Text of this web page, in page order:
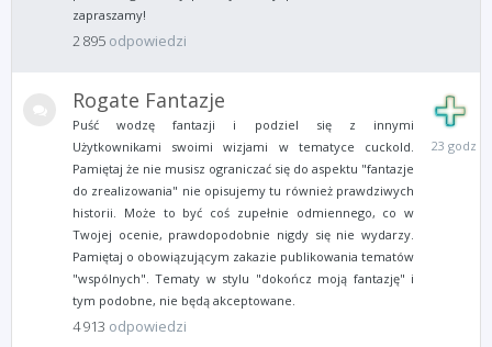
zapraszamy!
2 895 odpowiedzi
Rogate Fantazje
Puść wodzę fantazji i podziel się z innymi
Użytkownikami swoimi wizjami w tematyce cuckold.
Pamiętaj że nie musisz ograniczać się do aspektu "fantazje
do zrealizowania" nie opisujemy tu również prawdziwych
historii. Może to być coś zupełnie odmiennego, co w
Twojej ocenie, prawdopodobnie nigdy się nie wydarzy.
Pamiętaj o obowiązującym zakazie publikowania tematów
"wspólnych". Tematy w stylu "dokończ moją fantazję" i
tym podobne, nie będą akceptowane.
4 913 odpowiedzi
23
godziny